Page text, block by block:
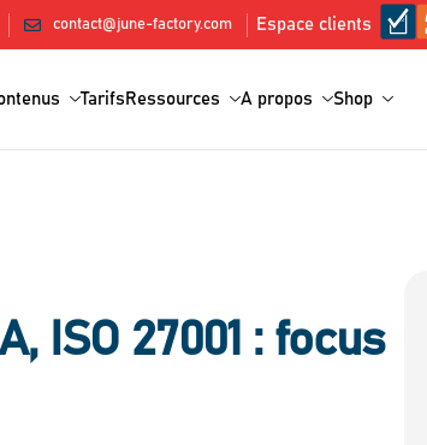
contact@june-factory.com Espace clients
Tarifs Ressources A propos Shop
ISO 27001 : focus